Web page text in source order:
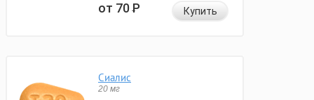
от 70Р Купить
Сиалис
20 мг